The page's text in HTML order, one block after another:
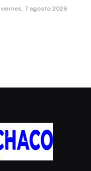
viernes, 7 agosto 2026